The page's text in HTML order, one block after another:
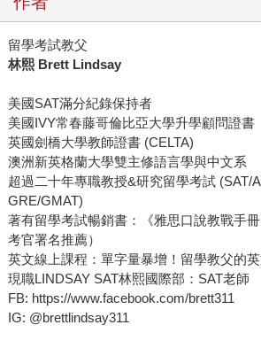
留學考試教父
林熙 Brett Lindsay
美國SAT滿分紀錄保持者
美國IVY常春藤哥倫比亞大學升學顧問證書
英國劍橋大學教師證書 (CELTA)
澳洲新英格蘭大學雙主修語言學與中文系
超過二十年專職教授&研究留學考試 (SAT/
GRE/GMAT)
著有留學考試暢銷書：《雅思口說教戰手
考官署名推薦）
英文線上課程：單字量暴增！留學教父的
現職LINDSAY SAT林熙國際部：SAT老師
FB: https://www.facebook.com/brett311
IG: @brettlindsay311